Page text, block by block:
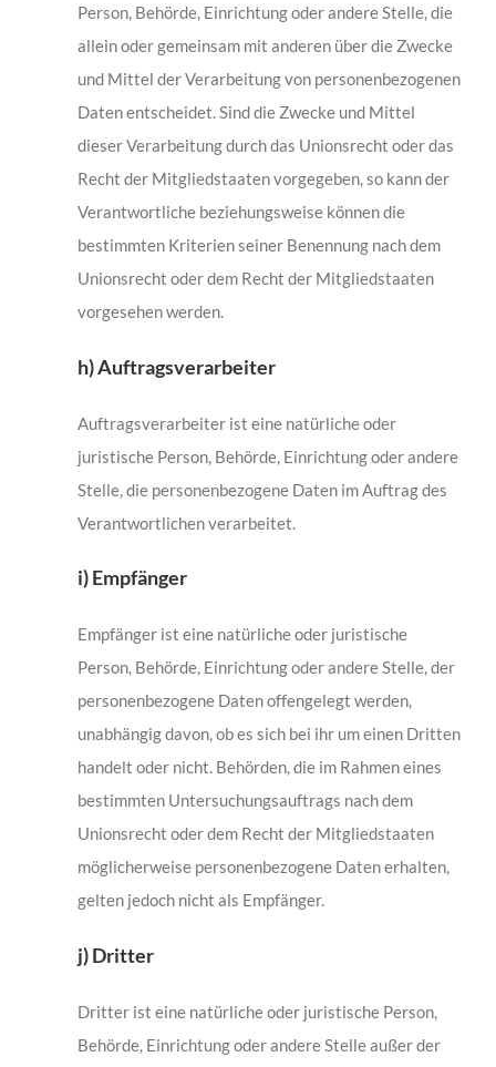
Person, Behörde, Einrichtung oder andere Stelle, die
allein oder gemeinsam mit anderen über die Zwecke
und Mittel der Verarbeitung von personenbezogenen
Daten entscheidet. Sind die Zwecke und Mittel
dieser Verarbeitung durch das Unionsrecht oder das
Recht der Mitgliedstaaten vorgegeben, so kann der
Verantwortliche beziehungsweise können die
bestimmten Kriterien seiner Benennung nach dem
Unionsrecht oder dem Recht der Mitgliedstaaten
vorgesehen werden.
h) Auftragsverarbeiter
Auftragsverarbeiter ist eine natürliche oder
juristische Person, Behörde, Einrichtung oder andere
Stelle, die personenbezogene Daten im Auftrag des
Verantwortlichen verarbeitet.
i) Empfänger
Empfänger ist eine natürliche oder juristische
Person, Behörde, Einrichtung oder andere Stelle, der
personenbezogene Daten offengelegt werden,
unabhängig davon, ob es sich bei ihr um einen Dritten
handelt oder nicht. Behörden, die im Rahmen eines
bestimmten Untersuchungsauftrags nach dem
Unionsrecht oder dem Recht der Mitgliedstaaten
möglicherweise personenbezogene Daten erhalten,
gelten jedoch nicht als Empfänger.
j) Dritter
Dritter ist eine natürliche oder juristische Person,
Behörde, Einrichtung oder andere Stelle außer der